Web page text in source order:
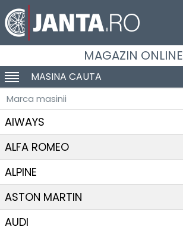
MAGAZIN ONLINE
SCHIMBA NAVIGAREA
MASINA CAUTA
Marca masinii
AIWAYS
ALFA ROMEO
ALPINE
ASTON MARTIN
AUDI